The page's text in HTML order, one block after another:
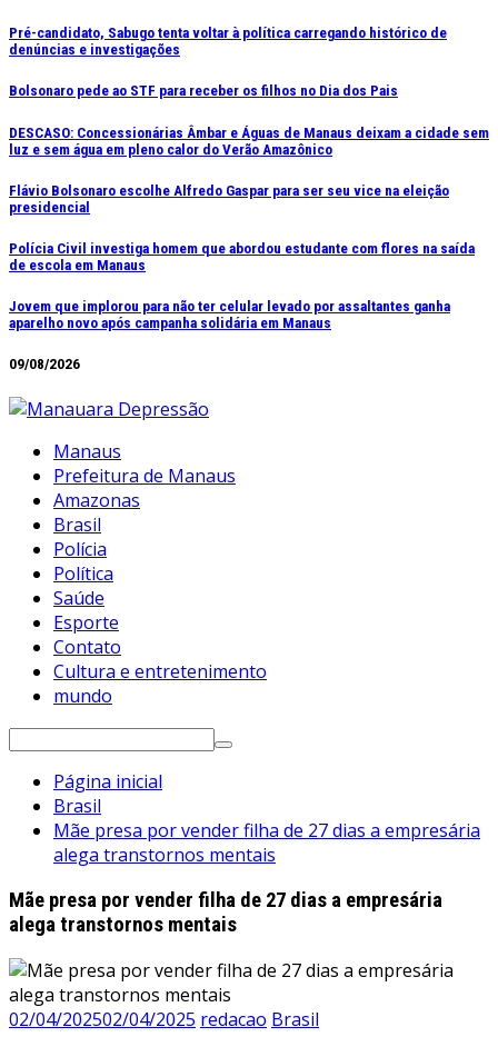
Ir
para
o
Pré-candidato, Sabugo tenta voltar à política carregando histórico de
denúncias e investigações
Bolsonaro pede ao STF para receber os filhos no Dia dos Pais
DESCASO: Concessionárias Âmbar e Águas de Manaus deixam a cidade sem
luz e sem água em pleno calor do Verão Amazônico
Flávio Bolsonaro escolhe Alfredo Gaspar para ser seu vice na eleição
presidencial
Polícia Civil investiga homem que abordou estudante com flores na saída
de escola em Manaus
Jovem que implorou para não ter celular levado por assaltantes ganha
aparelho novo após campanha solidária em Manaus
09/08/2026
Manaus
Prefeitura de Manaus
Amazonas
Brasil
Polícia
Política
Saúde
Esporte
Contato
Cultura e entretenimento
mundo
Pesquisar
Página inicial
Brasil
Mãe presa por vender filha de 27 dias a empresária
alega transtornos mentais
Mãe presa por vender filha de 27 dias a empresária
alega transtornos mentais
02/04/202502/04/2025 redacao Brasil